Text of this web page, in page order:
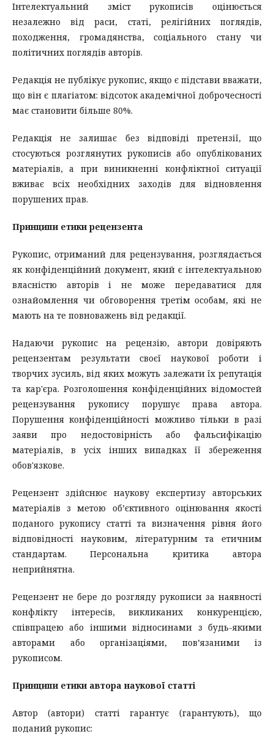
Інтелектуальний зміст рукописів оцінюється
незалежно від раси, статі, релігійних поглядів,
походження, громадянства, соціального стану чи
політичних поглядів авторів.
Редакція не публікує рукопис, якщо є підстави вважати,
що він є плагіатом: відсоток академічної доброчесності
має становити більше 80%.
Редакція не залишає без відповіді претензії, що
стосуються розглянутих рукописів або опублікованих
матеріалів, а при виникненні конфліктної ситуації
вживає всіх необхідних заходів для відновлення
порушених прав.
Принципи етики рецензента
Рукопис, отриманий для рецензування, розглядається
як конфіденційний документ, який є інтелектуальною
власністю авторів і не може передаватися для
ознайомлення чи обговорення третім особам, які не
мають на те повноважень від редакції.
Надаючи рукопис на рецензію, автори довіряють
рецензентам результати своєї наукової роботи і
творчих зусиль, від яких можуть залежати їх репутація
та кар'єра. Розголошення конфіденційних відомостей
рецензування рукопису порушує права автора.
Порушення конфіденційності можливо тільки в разі
заяви про недостовірність або фальсифікацію
матеріалів, в усіх інших випадках її збереження
обов'язкове.
Рецензент здійснює наукову експертизу авторських
матеріалів з метою об’єктивного оцінювання якості
поданого рукопису статті та визначення рівня його
відповідності науковим, літературним та етичним
стандартам. Персональна критика автора
неприйнятна.
Рецензент не бере до розгляду рукописи за наявності
конфлікту інтересів, викликаних конкуренцією,
співпрацею або іншими відносинами з будь-якими
авторами або організаціями, пов’язаними із
рукописом.
Принципи етики автора наукової статті
Автор (автори) статті гарантує (гарантують), що
поданий рукопис: